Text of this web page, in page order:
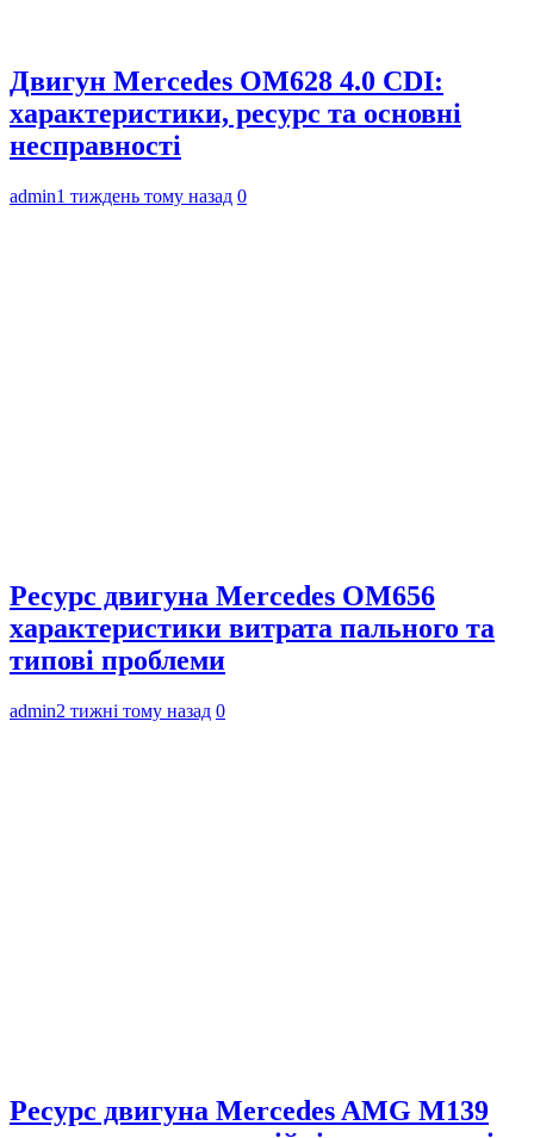
Двигун Mercedes OM628 4.0 CDI:
характеристики, ресурс та основні
несправності
admin1 тиждень тому назад 0
Ресурс двигуна Mercedes OM656
характеристики витрата пального та
типові проблеми
admin2 тижні тому назад 0
Ресурс двигуна Mercedes AMG M139